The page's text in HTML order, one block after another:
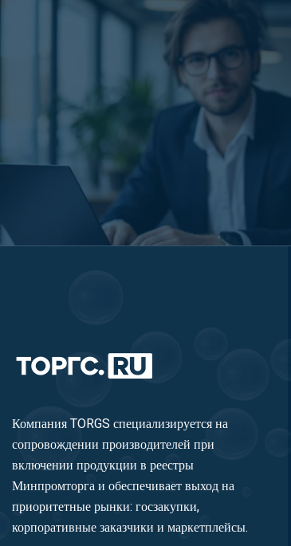
Компания TORGS специализируется на
сопровождении производителей при
включении продукции в реестры
Минпромторга и обеспечивает выход на
приоритетные рынки: госзакупки,
корпоративные заказчики и маркетплейсы.